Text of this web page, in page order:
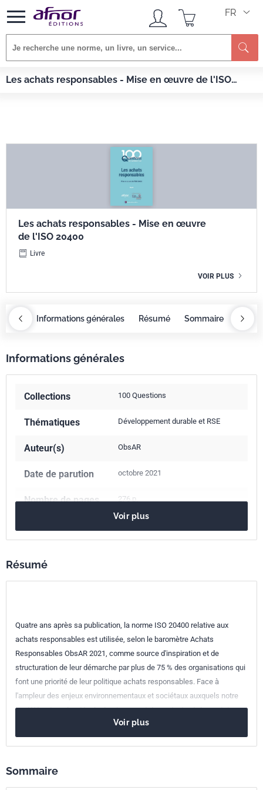
FR
Les achats responsables - Mise en œuvre de l'ISO
Afnor EDITIONS
Livres
Les achats responsables - Mise en œuvre de l'ISO 20400
Les achats responsables - Mise en œuvre
de l'ISO 20400
Livre
VOIR PLUS
Informations générales Résumé Sommaire
Informations générales
Collections 100 Questions
Thématiques Développement durable et RSE
Auteur(s) ObsAR
Date de parution octobre 2021
Nombre de pages 276 p.
Voir plus
Résumé
Quatre ans après sa publication, la norme ISO 20400 relative aux
achats responsables est utilisée, selon le baromètre Achats
Responsables ObsAR 2021, comme source d'inspiration et de
structuration de leur démarche par plus de 75 % des organisations qui
font une priorité de leur politique achats responsables. Face à
l'ampleur des enjeux environnementaux et sociétaux auxquels notre
société est confrontée, le durcissement du contexte réglementaire
oblige les entreprises à être plus vigilantes vis-à-vis de leur chaîne
d'approvisionnement. La fonction achats n'a pas d'autre choix que de
norme ISO 20400 sont un excellent outil pour y parvenir et pour
Voir plus
Sommaire